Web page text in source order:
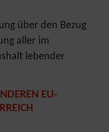
über den Bezug
aller im
lebender
EU-